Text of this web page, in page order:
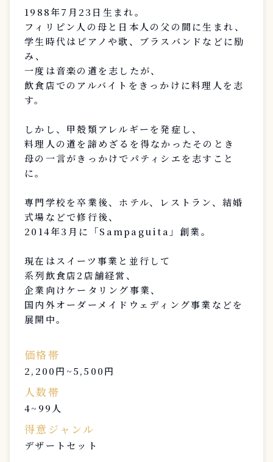
1988年7月23日生まれ。
フィリピン人の母と日本人の父の間に生まれ、
学生時代はピアノや歌、ブラスバンドなどに励
み、
一度は音楽の道を志したが、
飲食店でのアルバイトをきっかけに料理人を志
す。
しかし、甲殻類アレルギーを発症し、
料理人の道を諦めざるを得なかったそのとき
母の一言がきっかけでパティシエを志すこと
に。
専門学校を卒業後、ホテル、レストラン、結婚
式場などで修行後、
2014年3月に「Sampaguita」創業。
現在はスイーツ事業と並行して
系列飲食店2店舗経営、
企業向けケータリング事業、
国内外オーダーメイドウェディング事業などを
展開中。
価格帯
2,200円~5,500円
人数帯
4~99人
得意ジャンル
デザートセット